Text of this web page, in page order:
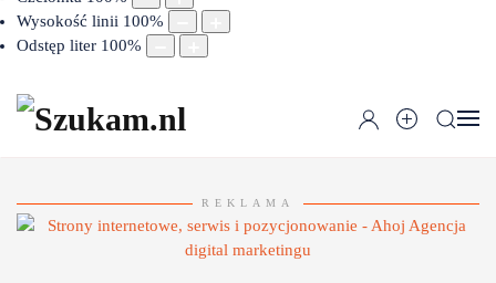
Wysokość linii 100%
Odstęp liter 100%
REKLAMA